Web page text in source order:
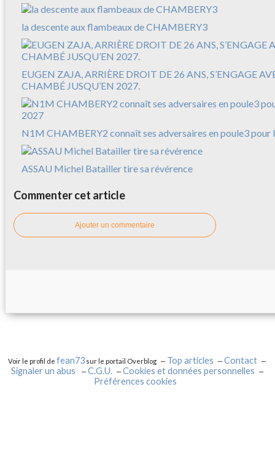
la descente aux flambeaux de CHAMBERY3
EUGEN ZAJA, ARRIÈRE DROIT DE 26 ANS, S’ENGAGE
CHAMBÉ JUSQU’EN 2027.
N1M CHAMBERY2 connaît ses adversaires en poule3 pour
ASSAU Michel Batailler tire sa révérence
Commenter cet article
Ajouter un commentaire
Voir le profil defean73 sur le portail Overblog Top articles
Contact
Signaler un abus
C.G.U.
Cookies et données personnelles
Préférences cookies